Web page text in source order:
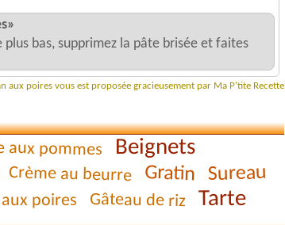
bas, supprimez la pâte brisée et faites
aux poires vous est proposée gracieusement par Ma P'tite Recette
aux pommes Beignets
Crème au beurre Gratin Sureau
poires Gâteau de riz Tarte